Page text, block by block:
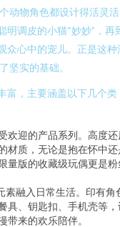
动物角色都设计得活灵活
明调皮的小猫“妙妙”，再
众心中的宠儿。正是这种
坚实的基础。
富，主要涵盖以下几个类
欢迎的产品系列。高度
材质，无论是抱在怀中还
量版的收藏级玩偶更是粉
素融入日常生活。印有角
具、钥匙扣、手机壳等，
来的欢乐陪伴。